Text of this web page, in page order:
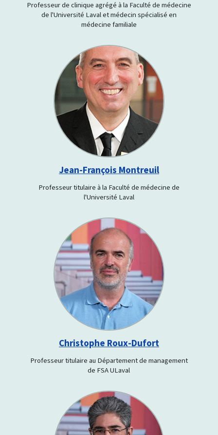
Professeur de clinique agrégé à la Faculté de médecine
de l'Université Laval et médecin spécialisé en
médecine familiale
Jean-François Montreuil
Professeur titulaire à la Faculté de médecine de
l'Université Laval
Christophe Roux-Dufort
Professeur titulaire au Département de management
de FSA ULaval